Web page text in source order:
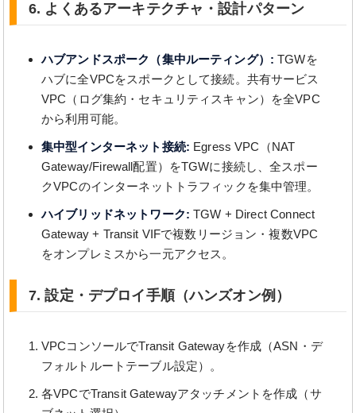
6. よくあるアーキテクチャ・設計パターン
ハブアンドスポーク（集中ルーティング）: TGWを
ハブに全VPCをスポークとして接続。共有サービス
VPC（ログ集約・セキュリティスキャン）を全VPC
から利用可能。
集中型インターネット接続: Egress VPC（NAT
Gateway/Firewall配置）をTGWに接続し、全スポー
クVPCのインターネットトラフィックを集中管理。
ハイブリッドネットワーク: TGW + Direct Connect
Gateway + Transit VIFで複数リージョン・複数VPC
をオンプレミスから一元アクセス。
7. 設定・デプロイ手順（ハンズオン例）
VPCコンソールでTransit Gatewayを作成（ASN・デ
フォルトルートテーブル設定）。
各VPCでTransit Gatewayアタッチメントを作成（サ